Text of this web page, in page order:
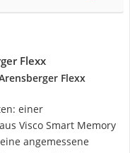
Flexx
Flexx
einer
Visco Smart Memory
angemessene